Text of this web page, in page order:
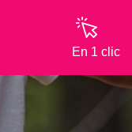
En 1 clic